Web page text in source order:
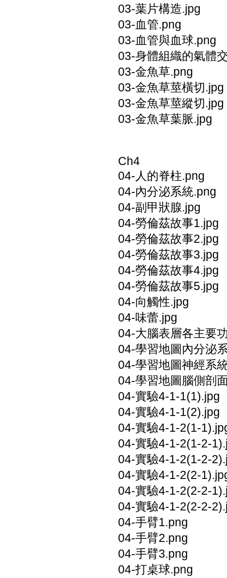
03-葉片構造.jpg
03-血管.png
03-血管與血球.png
03-身體組織的氣體
03-金魚草.png
03-金魚草莖橫切.jpg
03-金魚草莖縱切.jpg
03-金魚草葉脈.jpg
Ch4
04-人的脊柱.png
04-內分泌系統.png
04-副甲狀腺.jpg
04-勞倫茲故事1.jpg
04-勞倫茲故事2.jpg
04-勞倫茲故事3.jpg
04-勞倫茲故事4.jpg
04-勞倫茲故事5.jpg
04-向觸性.jpg
04-味蕾.jpg
04-大腦表層各主要
04-學習地圖內分泌
04-學習地圖神經系
04-學習地圖腦側剖
04-實驗4-1-1(1).jpg
04-實驗4-1-1(2).jpg
04-實驗4-1-2(1-
04-實驗4-1-2(1-2-
04-實驗4-1-2(1-2-
04-實驗4-1-2(2-
04-實驗4-1-2(2-2-
04-實驗4-1-2(2-2-
04-手臂1.png
04-手臂2.png
04-手臂3.png
04-打桌球.png